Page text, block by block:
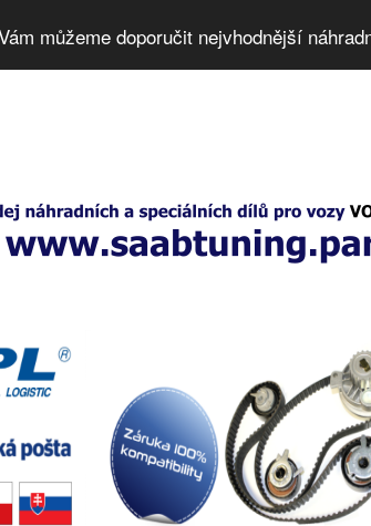
můžeme doporučit nejvhodnější